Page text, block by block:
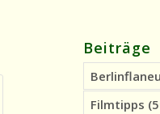
Beiträge
Filmtipps